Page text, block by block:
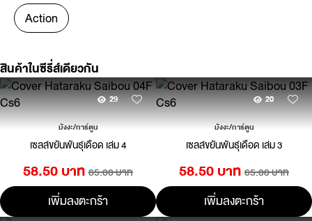
Action
สินค้าในซีรี่ส์เดียวกัน
29
มังงะ/การ์ตูน
เซลล์ขยันพันธุ์เดือด เล่ม 4
58.50 บาท 65.00 บาท
เพิ่มลงตะกร้า
20
มังงะ/การ์ตูน
เซลล์ขยันพันธุ์เดือด เล่ม 3
58.50 บาท 65.00 บาท
เพิ่มลงตะกร้า